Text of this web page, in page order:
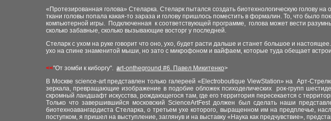
«Протезированная голова» Стеларка. Стеларк пытался создать биотехнологическую голову
ткани головы попала какая-то зараза и голову пришлось поместить в формалин. То, что было
компьютерной игры. Подключенная к соответствующей программе, голова может вести
сколько забавные, сколько вызывающие восторг у последней.
Стеларк с ухом на руке говорит что оно, ухо, будет расти дальше и станет большое и
ухо на спине знаменитой мыши, но зато с микрофоном и вайфаем, которые туда обещает
<<"От зомби к киборгу". art-ontheground #6. Павел Микитенко>
В Москве science-art представлен только галереей «Electroboutique ViewStation» на Арт-
зеркала, превращающие изображение в подобие обложек психоделических рок-групп
скромный ландшафт искусства, рождающегося там, где его территория пересекается с
Только что завершившийся московский ScienceArtFest должен был сделать наши
биотехноавангардиста Стеларка, о третьем ухе которого, выращенномим на предплечье,
поступком, я пришел на выступление, заглянув и на выставку «Наука как предчувствие»,